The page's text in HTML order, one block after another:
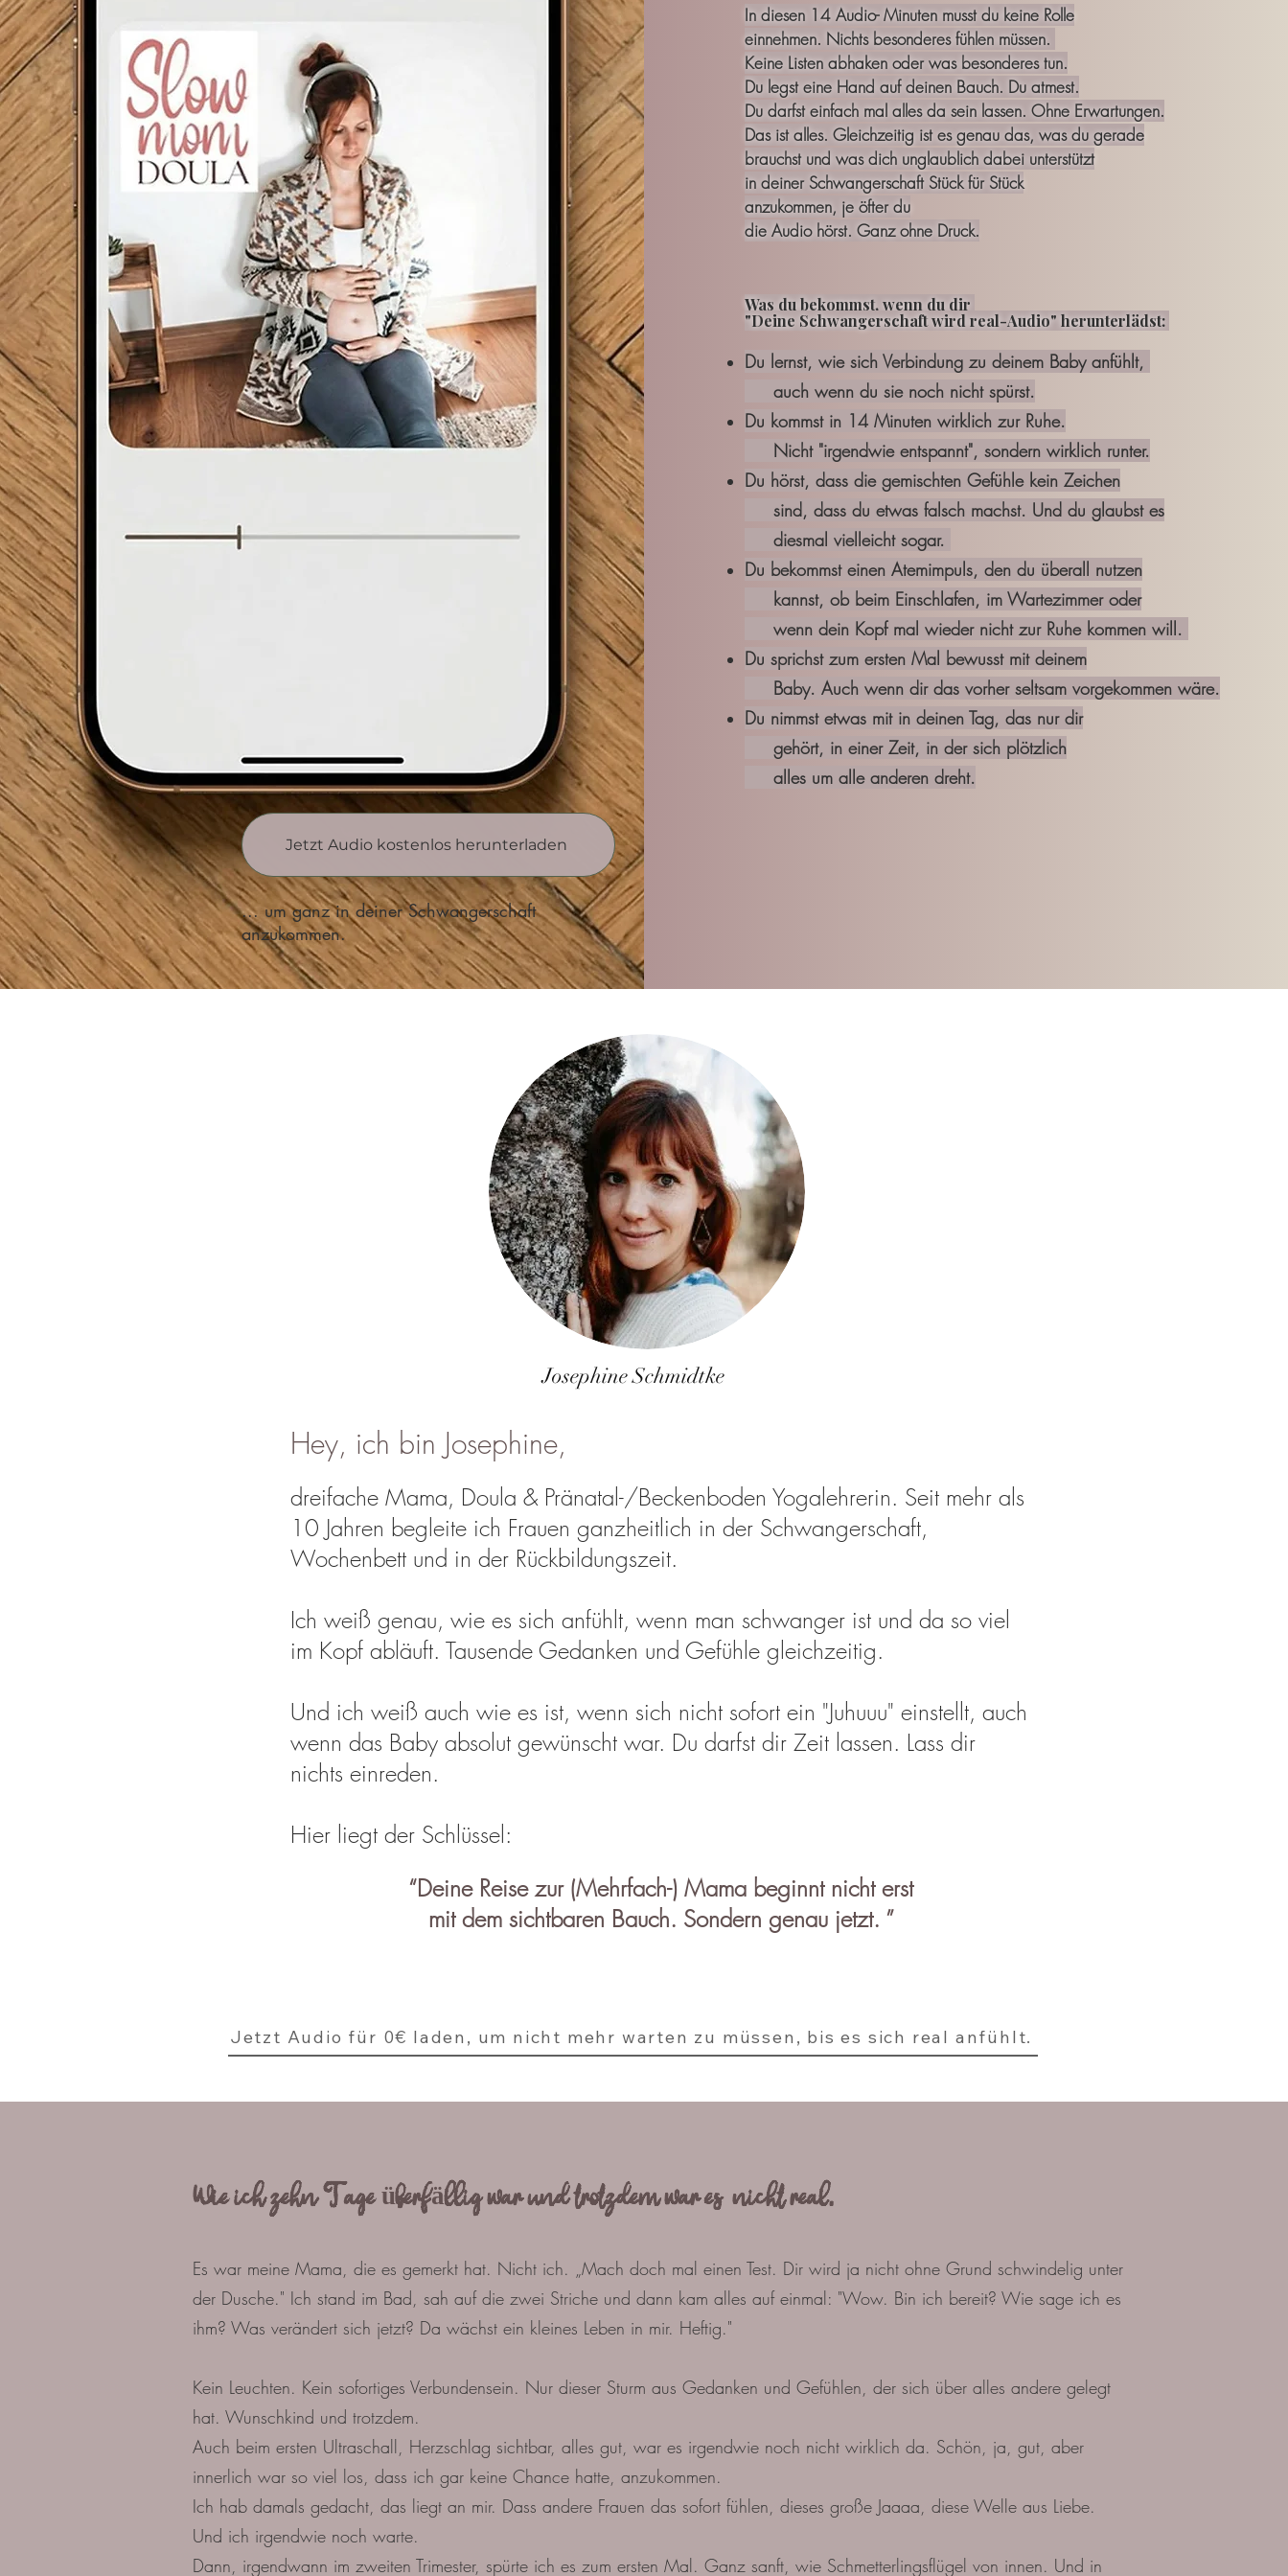
In diesen 14 Audio- Minuten musst du keine Rolle
einnehmen. Nichts besonderes fühlen müssen.
Keine Listen abhaken oder was besonderes tun.
Du legst eine Hand auf deinen Bauch. Du atmest.
Du darfst einfach mal alles da sein lassen. Ohne Erwartungen.
Das ist alles. Gleichzeitig ist es genau das, was du gerade
brauchst und was dich unglaublich dabei unterstützt
in deiner Schwangerschaft Stück für Stück
anzukommen, je öfter du
die Audio hörst. Ganz ohne Druck.
Was du bekommst, wenn du dir
"Deine Schwangerschaft wird real-Audio" herunterlädst:
Du lernst, wie sich Verbindung zu deinem Baby anfühlt,
auch wenn du sie noch nicht spürst.
Du kommst in 14 Minuten wirklich zur Ruhe.
Nicht "irgendwie entspannt", sondern wirklich runter.
Du hörst, dass die gemischten Gefühle kein Zeichen
sind, dass du etwas falsch machst. Und du glaubst es
diesmal vielleicht sogar.
Du bekommst einen Atemimpuls, den du überall nutzen
kannst, ob beim Einschlafen, im Wartezimmer oder
wenn dein Kopf mal wieder nicht zur Ruhe kommen will.
Du sprichst zum ersten Mal bewusst mit deinem
Baby. Auch wenn dir das vorher seltsam vorgekommen wäre.
Du nimmst etwas mit in deinen Tag, das nur dir
gehört, in einer Zeit, in der sich plötzlich
alles um alle anderen dreht.
Jetzt Audio kostenlos herunterladen
... um ganz in deiner Schwangerschaft
anzukommen.
Josephine Schmidtke
Hey, ich bin Josephine,
dreifache Mama, Doula & Pränatal-/Beckenboden Yogalehrerin. Seit mehr als
10 Jahren begleite ich Frauen ganzheitlich in der Schwangerschaft,
Wochenbett und in der Rückbildungszeit.
​Ich weiß genau, wie es sich anfühlt, wenn man schwanger ist und da so viel
im Kopf abläuft. Tausende Gedanken und Gefühle gleichzeitig.
Und ich weiß auch wie es ist, wenn sich nicht sofort ein "Juhuuu" einstellt, auch
wenn das Baby absolut gewünscht war. Du darfst dir Zeit lassen. Lass dir
nichts einreden.
Hier liegt der Schlüssel:
“Deine Reise zur (Mehrfach-) Mama beginnt nicht erst
mit dem sichtbaren Bauch. Sondern genau jetzt. ”
Jetzt Audio für 0€ laden, um nicht mehr warten zu müssen, bis es sich real anfühlt.
Wie ich zehn Tage überfällig war und trotzdem war es nicht real.
Es war meine Mama, die es gemerkt hat. Nicht ich. „Mach doch mal einen Test. Dir wird ja nicht ohne Grund schwindelig unter
der Dusche." Ich stand im Bad, sah auf die zwei Striche und dann kam alles auf einmal: "Wow. Bin ich bereit? Wie sage ich es
ihm? Was verändert sich jetzt? Da wächst ein kleines Leben in mir. Heftig."
Kein Leuchten. Kein sofortiges Verbundensein. Nur dieser Sturm aus Gedanken und Gefühlen, der sich über alles andere gelegt
hat. Wunschkind und trotzdem.
Auch beim ersten Ultraschall, Herzschlag sichtbar, alles gut, war es irgendwie noch nicht wirklich da. Schön, ja, gut, aber
innerlich war so viel los, dass ich gar keine Chance hatte, anzukommen.
Ich hab damals gedacht, das liegt an mir. Dass andere Frauen das sofort fühlen, dieses große Jaaaa, diese Welle aus Liebe.
Und ich irgendwie noch warte.
Dann, irgendwann im zweiten Trimester, spürte ich es zum ersten Mal. Ganz sanft, wie Schmetterlingsflügel von innen. Und in